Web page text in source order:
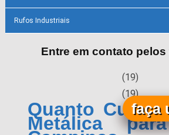
Rufos Industriais
Entre em contato
(19)
(19)
Quanto Custa
Metálica
faça